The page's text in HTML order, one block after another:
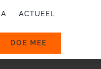
ACTUEEL
DOE MEE